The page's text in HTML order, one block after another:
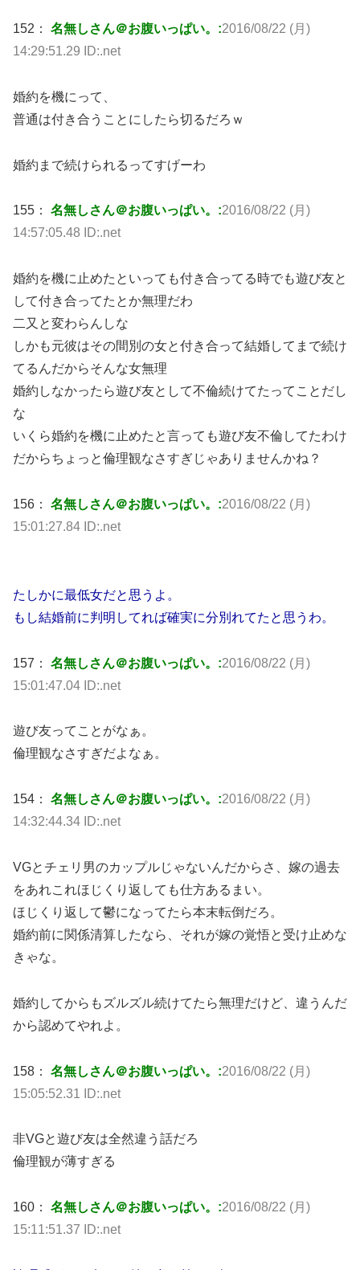
152： 名無しさん＠お腹いっぱい。:2016/08/22 (月)
14:29:51.29 ID:.net
婚約を機にって、
普通は付き合うことにしたら切るだろｗ
婚約まで続けられるってすげーわ
155： 名無しさん＠お腹いっぱい。:2016/08/22 (月)
14:57:05.48 ID:.net
婚約を機に止めたといっても付き合ってる時でも遊び友と
して付き合ってたとか無理だわ
二又と変わらんしな
しかも元彼はその間別の女と付き合って結婚してまで続け
てるんだからそんな女無理
婚約しなかったら遊び友として不倫続けてたってことだし
な
いくら婚約を機に止めたと言っても遊び友不倫してたわけ
だからちょっと倫理観なさすぎじゃありませんかね？
156： 名無しさん＠お腹いっぱい。:2016/08/22 (月)
15:01:27.84 ID:.net
たしかに最低女だと思うよ。
もし結婚前に判明してれば確実に分別れてたと思うわ。
157： 名無しさん＠お腹いっぱい。:2016/08/22 (月)
15:01:47.04 ID:.net
遊び友ってことがなぁ。
倫理観なさすぎだよなぁ。
154： 名無しさん＠お腹いっぱい。:2016/08/22 (月)
14:32:44.34 ID:.net
VGとチェリ男のカップルじゃないんだからさ、嫁の過去
をあれこれほじくり返しても仕方あるまい。
ほじくり返して鬱になってたら本末転倒だろ。
婚約前に関係清算したなら、それが嫁の覚悟と受け止めな
きゃな。
婚約してからもズルズル続けてたら無理だけど、違うんだ
から認めてやれよ。
158： 名無しさん＠お腹いっぱい。:2016/08/22 (月)
15:05:52.31 ID:.net
非VGと遊び友は全然違う話だろ
倫理観が薄すぎる
160： 名無しさん＠お腹いっぱい。:2016/08/22 (月)
15:11:51.37 ID:.net